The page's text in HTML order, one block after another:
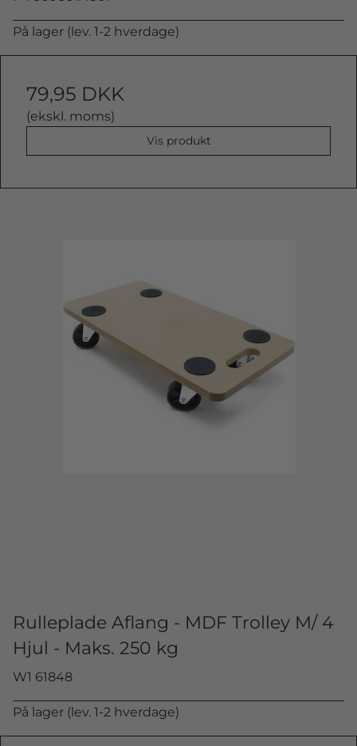
På lager (lev. 1-2 hverdage)
79,95 DKK
(ekskl. moms)
Vis produkt
Rulleplade Aflang - MDF Trolley M/ 4
Hjul - Maks. 250 kg
W1 61848
På lager (lev. 1-2 hverdage)